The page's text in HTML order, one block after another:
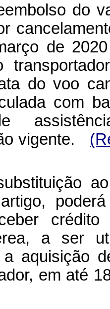
do
de
do voo
com
vigente.
a ser
aquisição
em até